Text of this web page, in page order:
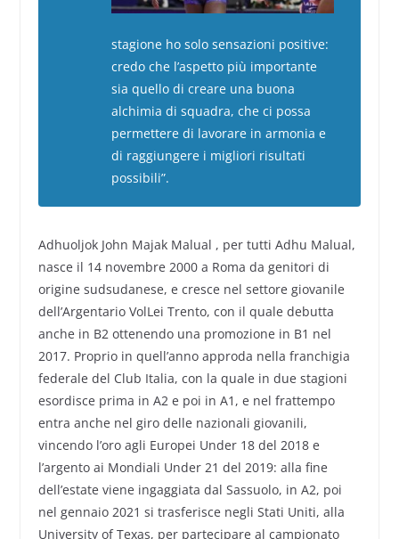
stagione ho solo sensazioni positive:
credo che l’aspetto più importante
sia quello di creare una buona
alchimia di squadra, che ci possa
permettere di lavorare in armonia e
di raggiungere i migliori risultati
possibili”.
Adhuoljok John Majak Malual , per tutti Adhu Malual,
nasce il 14 novembre 2000 a Roma da genitori di
origine sudsudanese, e cresce nel settore giovanile
dell’Argentario VolLei Trento, con il quale debutta
anche in B2 ottenendo una promozione in B1 nel
2017. Proprio in quell’anno approda nella franchigia
federale del Club Italia, con la quale in due stagioni
esordisce prima in A2 e poi in A1, e nel frattempo
entra anche nel giro delle nazionali giovanili,
vincendo l’oro agli Europei Under 18 del 2018 e
l’argento ai Mondiali Under 21 del 2019: alla fine
dell’estate viene ingaggiata dal Sassuolo, in A2, poi
nel gennaio 2021 si trasferisce negli Stati Uniti, alla
University of Texas, per partecipare al campionato